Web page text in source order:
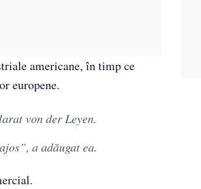
americane, în timp ce
europene.
von der Leyen.
a adăugat ea.